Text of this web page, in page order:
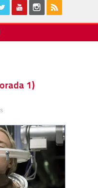
1)